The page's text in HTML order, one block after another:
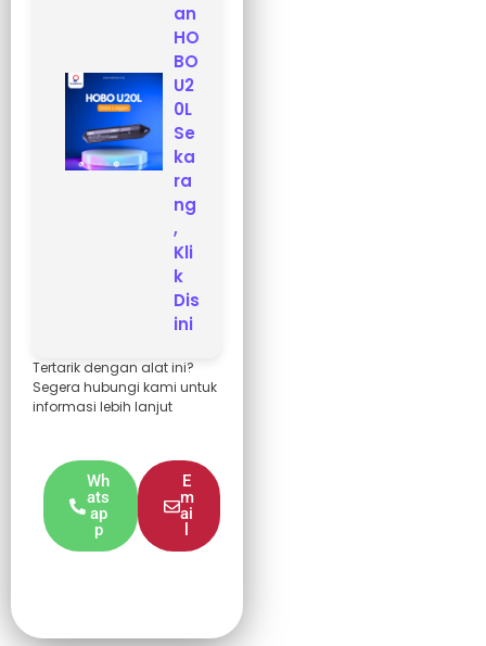
an
HO
BO
U2
0L
Se
ka
ra
ng
,
Kli
k
Dis
ini
Tertarik dengan alat ini?
Segera hubungi kami untuk
informasi lebih lanjut
Wh
ats
ap
p
E
m
ai